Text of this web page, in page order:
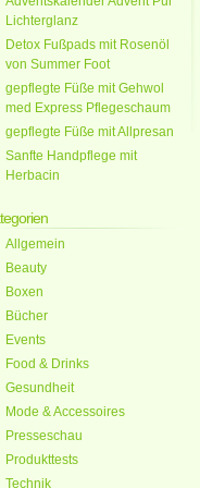
Lichterglanz
Detox Fußpads mit Rosenöl
von Summer Foot
gepflegte Füße mit Gehwol
med Express Pflegeschaum
gepflegte Füße mit Allpresan
Sanfte Handpflege mit
Herbacin
Allgemein
Beauty
Boxen
Bücher
Events
Food & Drinks
Gesundheit
Mode & Accessoires
Presseschau
Produkttests
Technik